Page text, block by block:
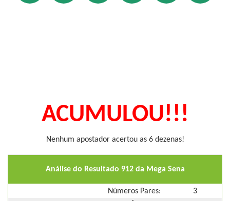
ACUMULOU!!!
Nenhum apostador acertou as 6 dezenas!
Análise do Resultado 912 da Mega Sena
Números Pares:
3